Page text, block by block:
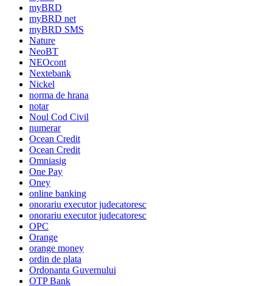
myBRD
myBRD net
myBRD SMS
Nature
NeoBT
NEOcont
Nextebank
Nickel
norma de hrana
notar
Noul Cod Civil
numerar
Ocean Credit
Ocean Credit
Omniasig
One Pay
Oney
online banking
onorariu executor judecatoresc
onorariu executor judecatoresc
OPC
Orange
orange money
ordin de plata
Ordonanta Guvernului
OTP Bank